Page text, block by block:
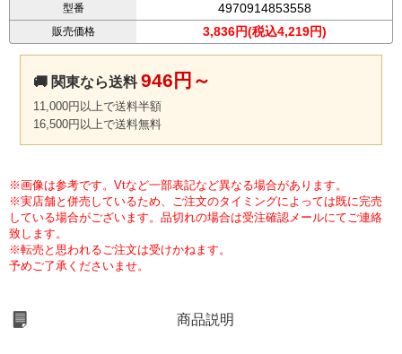
型番 4970914853558
販売価格 3,836円(税込4,219円)
🚚 関東なら送料946円～
11,000円以上で送料半額
16,500円以上で送料無料
※画像は参考です。Vtなど一部表記など異なる場合があります。
※実店舗と併売しているため、ご注文のタイミングによっては既に完売
している場合がございます。品切れの場合は受注確認メールにてご連絡
致します。
※転売と思われるご注文は受けかねます。
予めご了承くださいませ。
商品説明